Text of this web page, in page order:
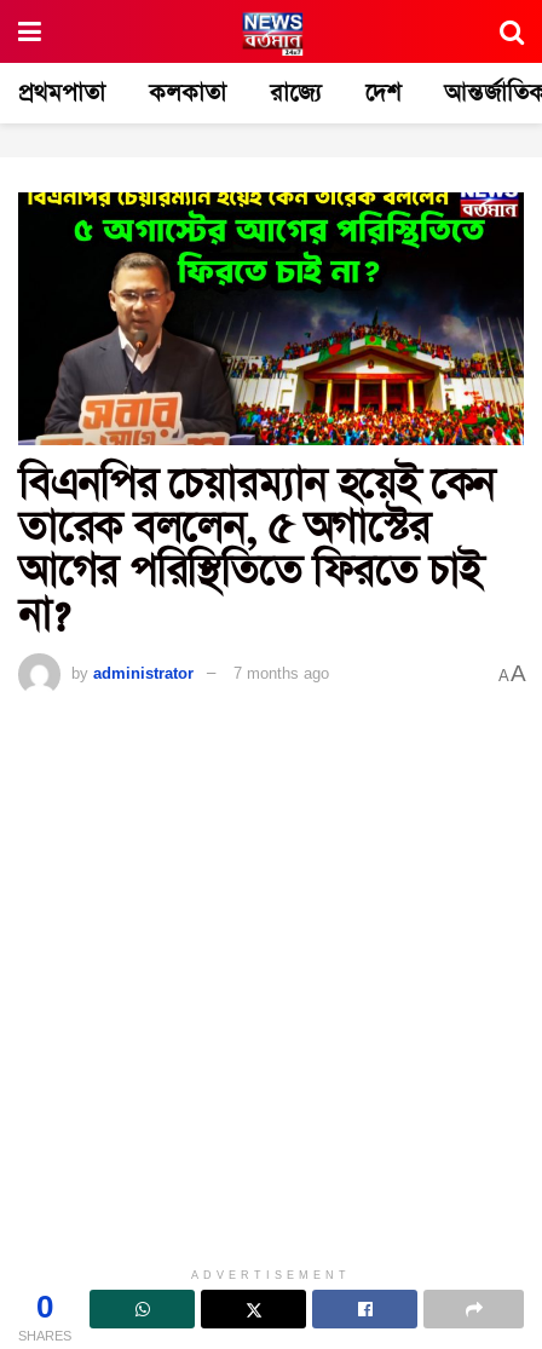
প্রথমপাতা কলকাতা রাজ্যে দেশ
বিএনপির চেয়ারম্যান হয়েই কেন
তারেক বললেন, ৫ অগাস্টের
আগের পরিস্থিতিতে ফিরতে চাই
না?
by administrator 7 months ago AA
ADVERTISEMENT
0
SHARES